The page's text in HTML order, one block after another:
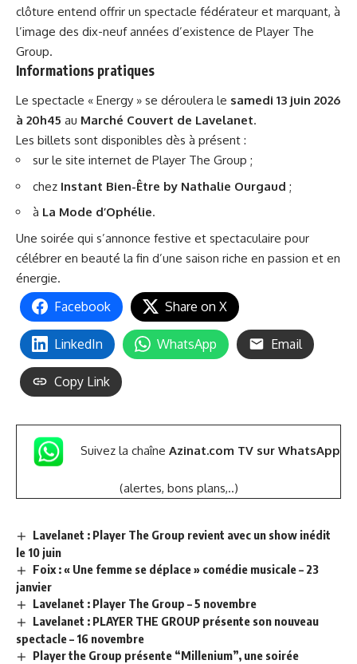
clôture entend offrir un spectacle fédérateur et marquant, à
l’image des dix-neuf années d’existence de Player The
Group.
Informations pratiques
Le spectacle « Energy » se déroulera le samedi 13 juin 2026
à 20h45 au Marché Couvert de Lavelanet.
Les billets sont disponibles dès à présent :
sur le site internet de Player The Group ;
chez Instant Bien-Être by Nathalie Ourgaud ;
à La Mode d’Ophélie.
Une soirée qui s’annonce festive et spectaculaire pour
célébrer en beauté la fin d’une saison riche en passion et en
énergie.
Facebook Share on X
LinkedIn WhatsApp Email
Copy Link
Suivez la chaîne Azinat.com TV sur WhatsApp
(alertes, bons plans,..)
Lavelanet : Player The Group revient avec un show inédit
le 10 juin
Foix : « Une femme se déplace » comédie musicale – 23
janvier
Lavelanet : Player The Group – 5 novembre
Lavelanet : PLAYER THE GROUP présente son nouveau
spectacle – 16 novembre
Player the Group présente “Millenium”, une soirée